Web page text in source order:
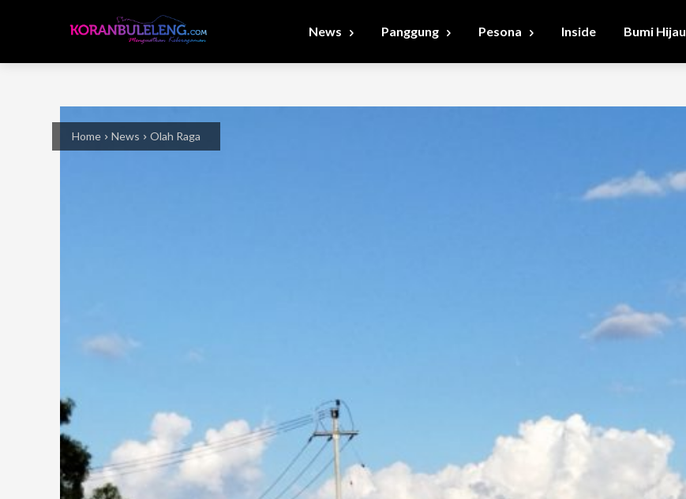
News Panggung Pesona Inside Bumi Hijau
Home News Olah Raga